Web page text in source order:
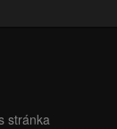
stránka